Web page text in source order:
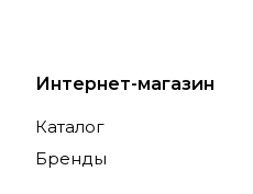
Интернет-магазин
Каталог
Бренды